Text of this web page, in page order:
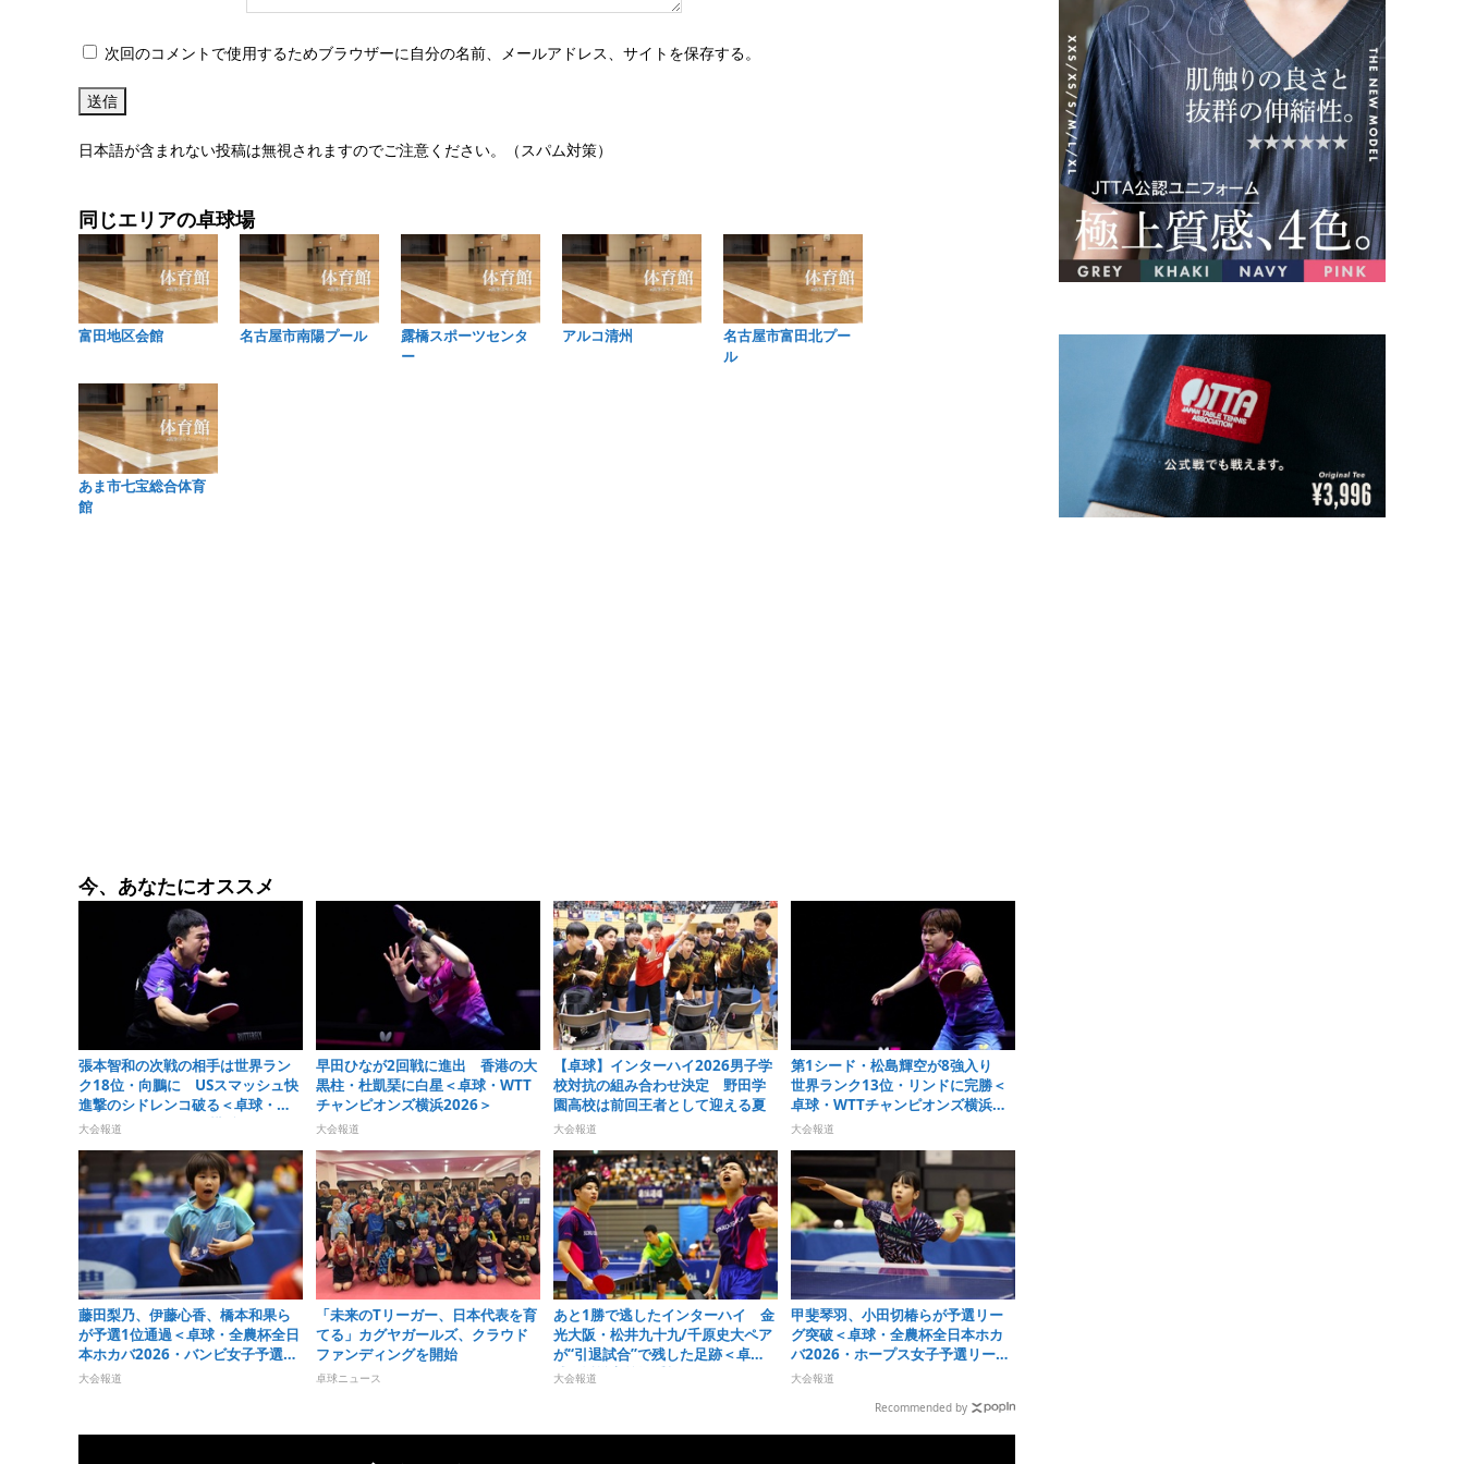
次回のコメントで使用するためブラウザーに自分の名前、メールアドレス、サイトを保存する。
日本語が含まれない投稿は無視されますのでご注意ください。（スパム対策）
同じエリアの卓球場
富田地区会館 名古屋市南陽プール
露橋スポーツセンタ
ー
アルコ清州
名古屋市富田北プー
ル
あま市七宝総合体育
館
今、あなたにオススメ
張本智和の次戦の相手は世界ラン
ク18位・向鵬に USスマッシュ快
進撃のシドレンコ破る＜卓球・
WTTチャンピオンズ横浜2026＞
大会報道
早田ひなが2回戦に進出 香港の大
黒柱・杜凱琹に白星＜卓球・WTT
チャンピオンズ横浜2026＞
大会報道
【卓球】インターハイ2026男子学
校対抗の組み合わせ決定 野田学
園高校は前回王者として迎える夏
大会報道
第1シード・松島輝空が8強入り
世界ランク13位・リンドに完勝＜
卓球・WTTチャンピオンズ横浜
2026＞
大会報道
藤田梨乃、伊藤心香、橋本和果ら
が予選1位通過＜卓球・全農杯全日
本ホカバ2026・バンビ女子予選リ
ーグ＞
大会報道
「未来のTリーガー、日本代表を育
てる」カグヤガールズ、クラウド
ファンディングを開始
卓球ニュース
あと1勝で逃したインターハイ 金
光大阪・松井九十九/千原史大ペア
が“引退試合”で残した足跡＜卓
球・近畿高校選手権2026＞
大会報道
甲斐琴羽、小田切椿らが予選リー
グ突破＜卓球・全農杯全日本ホカ
バ2026・ホープス女子予選リーグ
＞
大会報道
Recommended by